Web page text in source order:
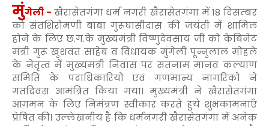
मुंगेली - खैरासेतगंगा धर्म नगरी खैरासेतगंगा में 18 दिसम्बर
को संतशिरोमणी बाबा गुरूघासीदास की जयंती में शामिल
होने के लिए छ.ग.के मुख्यमंत्री विष्णुदेवसाय जी को केबिनेट
मंत्री गुरू खुशवंत साहेब व विधायक मुंगेली पून्नुलाल मोहले
के नेतृत्व में मुख्यमंत्री निवास पर सतनाम मानव कल्याण
समिति के पदाधिकारियो एवं गणमान्य नागरिको ने
गतदिवस आमंत्रित किया गया। मुख्यमंत्री ने खैरासेतगंगा
आगमन के लिए निमंत्रण स्वीकार करते हुये शुभकामनाएँ
प्रेषित की। उल्लेखनीय है कि धर्मनगरी खैरासेतगंगा में अनेक